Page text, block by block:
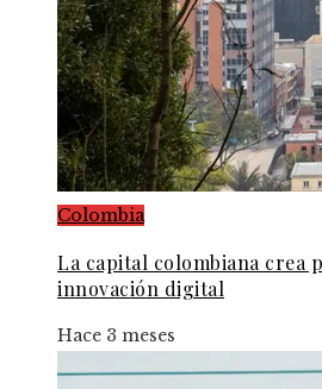
Colombia
La capital colombiana crea
innovación digital
Hace 3 meses